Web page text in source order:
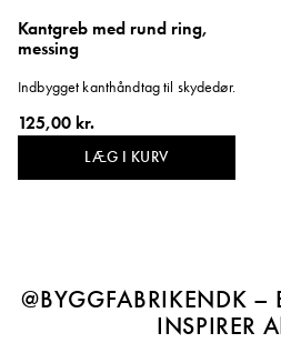
Kantgreb med rund ring,
messing
Indbygget kanthåndtag til skydedør.
125,00 kr.
LÆG I KURV
@BYGGFABRIKENDK –
INSPIRER